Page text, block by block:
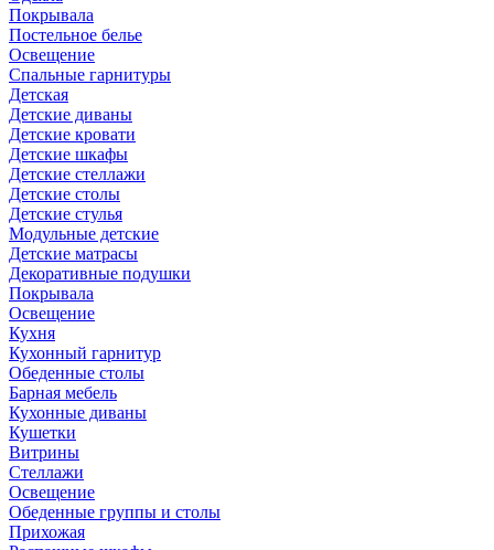
Покрывала
Постельное белье
Освещение
Спальные гарнитуры
Детская
Детские диваны
Детские кровати
Детские шкафы
Детские стеллажи
Детские столы
Детские стулья
Модульные детские
Детские матрасы
Декоративные подушки
Покрывала
Освещение
Кухня
Кухонный гарнитур
Обеденные столы
Барная мебель
Кухонные диваны
Кушетки
Витрины
Стеллажи
Освещение
Обеденные группы и столы
Прихожая